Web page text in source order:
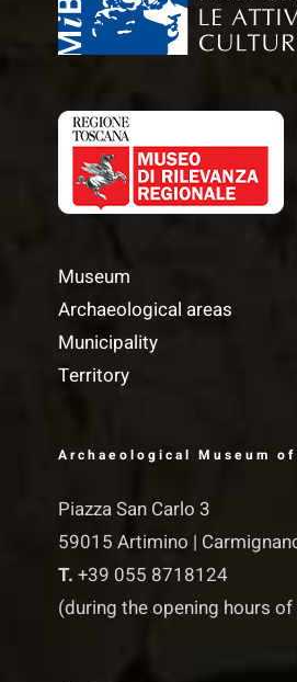
Museum
Archaeological areas
Municipality
Territory
Archaeological Museum
Piazza San Carlo 3
59015 Artimino |
T. +39 055 8718124
(during the opening hours